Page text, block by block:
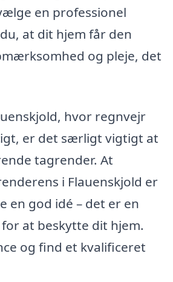
en professionel
at dit hjem får den
og pleje, det
hvor regnvejr
er det særligt vigtigt at
tagrender. At
i Flauenskjold er
en god idé – det er en
at beskytte dit hjem.
og find et kvalificeret